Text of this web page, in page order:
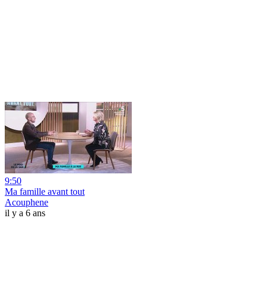
9:50
Ma famille avant tout
Acouphene
il y a 6 ans